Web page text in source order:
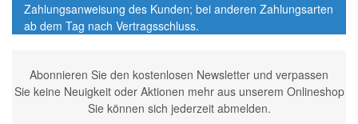
Zahlungsanweisung des Kunden; bei anderen Zahlungsarten
ab dem Tag nach Vertragsschluss.
Abonnieren Sie den kostenlosen Newsletter und verpassen
Sie keine Neuigkeit oder Aktionen mehr aus unserem Onlineshop
Sie können sich jederzeit abmelden.